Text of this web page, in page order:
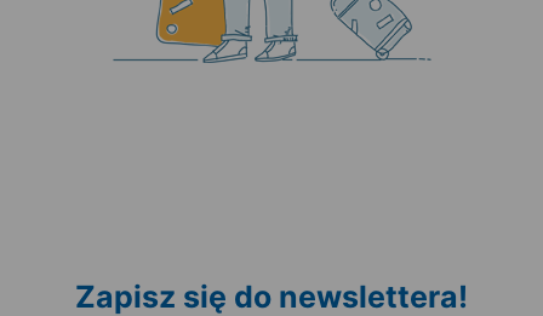
Zapisz się do newslettera!